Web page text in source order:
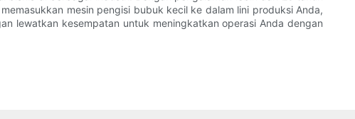
mesin pengisi bubuk kecil ke dalam lini produksi Anda,
lewatkan kesempatan untuk meningkatkan operasi Anda dengan